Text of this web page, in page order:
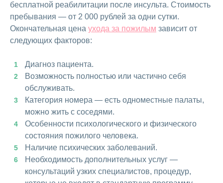
бесплатной реабилитации после инсульта. Стоимость
пребывания — от 2 000 рублей за одни сутки.
Окончательная цена ухода за пожилым зависит от
следующих факторов:
Диагноз пациента.
Возможность полностью или частично себя
обслуживать.
Категория номера — есть одноместные палаты,
можно жить с соседями.
Особенности психологического и физического
состояния пожилого человека.
Наличие психических заболеваний.
Необходимость дополнительных услуг —
консультаций узких специалистов, процедур,